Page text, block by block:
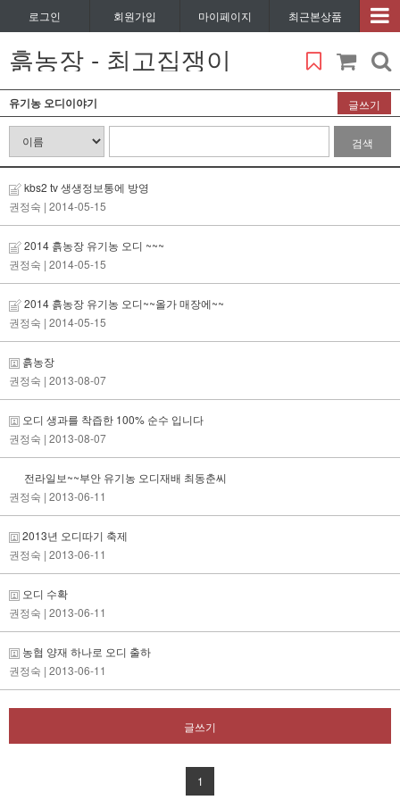
로그인 회원가입 마이페이지 최근본상품
흙농장 - 최고집쟁이
유기농 오디이야기 글쓰기
검색
kbs2 tv 생생정보통에 방영
권정숙 | 2014-05-15
2014 흙농장 유기농 오디 ~~~
권정숙 | 2014-05-15
2014 흙농장 유기농 오디~~올가 매장에~~
권정숙 | 2014-05-15
흙농장
권정숙 | 2013-08-07
오디 생과를 착즙한 100% 순수 입니다
권정숙 | 2013-08-07
전라일보~~부안 유기농 오디재배 최동춘씨
권정숙 | 2013-06-11
2013년 오디따기 축제
권정숙 | 2013-06-11
오디 수확
권정숙 | 2013-06-11
농협 양재 하나로 오디 출하
권정숙 | 2013-06-11
글쓰기
1